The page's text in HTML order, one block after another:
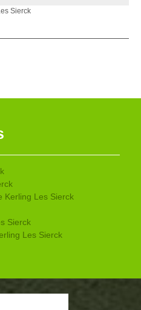
Sierck
Kerling Les Sierck
Sierck
Les Sierck